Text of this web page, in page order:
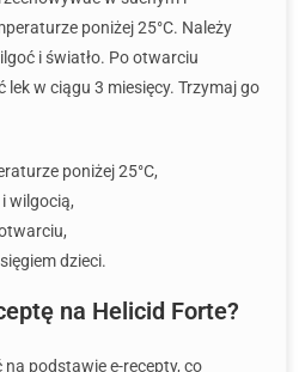
poniżej 25°C. Należy
i światło. Po otwarciu
w ciągu 3 miesięcy. Trzymaj go
poniżej 25°C,
wilgocią,
dzieci.
na Helicid Forte?
podstawie e-recepty, co